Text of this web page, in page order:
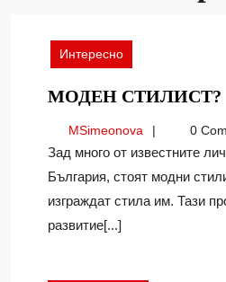
Интересно
МОДЕН СТИЛИСТ?
MSimeonovaMSimeonova
0
Зад много от известните личности, дори в
България, стоят модни
изграждат стила им. Тази
развитие[...]